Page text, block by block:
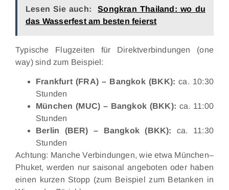
Lesen Sie auch:
Songkran Thailand: wo du
das Wasserfest am besten feierst
Typische Flugzeiten für Direktverbindungen (one
way) sind zum Beispiel:
Frankfurt (FRA) – Bangkok (BKK): ca. 10:30
Stunden
München (MUC) – Bangkok (BKK): ca. 11:00
Stunden
Berlin (BER) – Bangkok (BKK): ca. 11:30
Stunden
Achtung: Manche Verbindungen, wie etwa München–
Phuket, werden nur saisonal angeboten oder haben
einen kurzen Stopp (zum Beispiel zum Betanken in